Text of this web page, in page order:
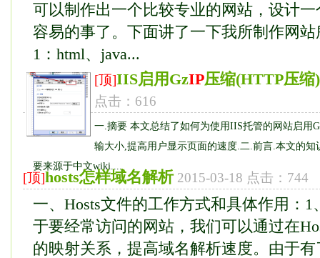
可以制作出一个比较专业的网站，设计
容易的事了。下面讲了一下我所制作网
1：html、java...
[顶]IIS启用GzIP压缩(HTTP压缩
点击：616
一.摘要 本文总结了如何为使用IIS托管的网站启用
输大小,提高用户显示页面的速度.二.前言.本文的
要来源于中文wiki....
[顶]hosts怎样域名解析 2015-03-18 点击：744
一、Hosts文件的工作方式和具体作用：
于要经常访问的网站，我们可以通过在
的映射关系，提高域名解析速度。由于